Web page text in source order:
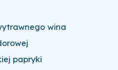
wina
papryki